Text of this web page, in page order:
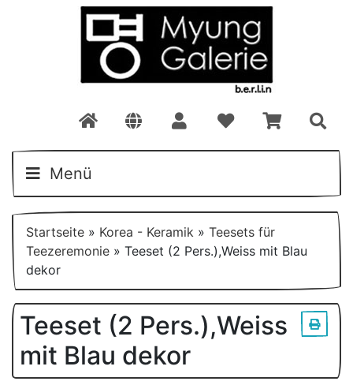
Menü
Startseite » Korea - Keramik » Teesets für
Teezeremonie » Teeset (2 Pers.),Weiss mit Blau
dekor
Teeset (2 Pers.),Weiss
mit Blau dekor